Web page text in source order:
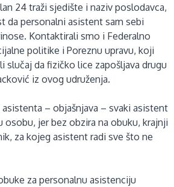
24 traži sjedište i naziv poslodavca,
da personalni asistent sam sebi
Kontaktirali smo i Federalno
politike i Poreznu upravu, koji
slučaj da fizičko lice zapošljava drugu
iz ovog udruženja.
– objašnjava – svaki asistent
osobu, jer bez obzira na obuku, krajnji
za kojeg asistent radi sve što ne
za personalnu asistenciju